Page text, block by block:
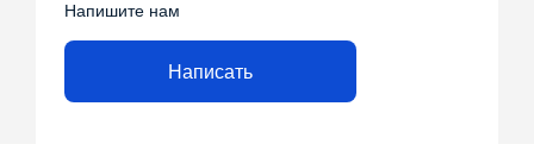
Напишите нам
Написать